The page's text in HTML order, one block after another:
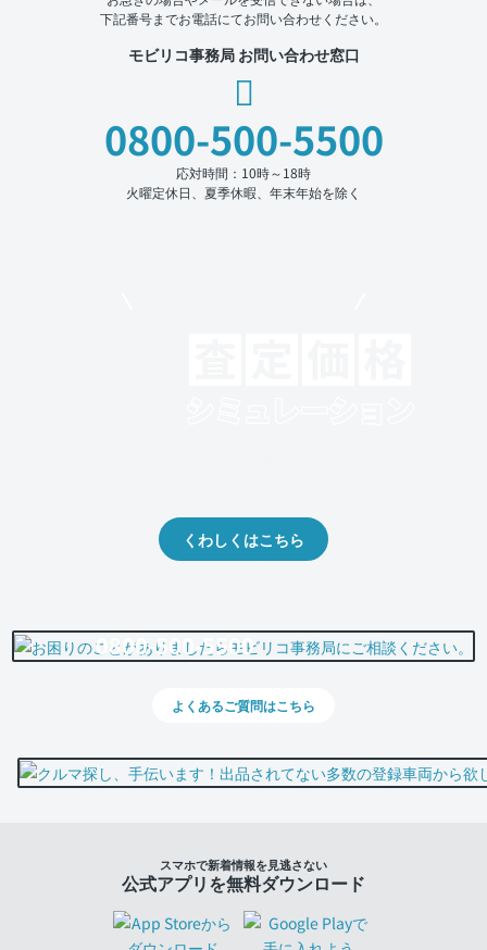
下記番号までお電話にてお問い合わせください。
モビリコ事務局 お問い合わせ窓口
0800-500-5500
応対時間：10時～18時
火曜定休日、夏季休暇、年末年始を除く
くわしくはこちら
0800-500-5500
よくあるご質問はこちら
スマホで新着情報を見逃さない
公式アプリを無料ダウンロード